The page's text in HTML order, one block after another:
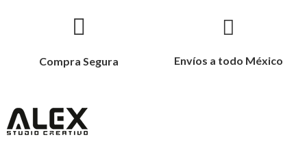
Compra Segura Envíos a todo México